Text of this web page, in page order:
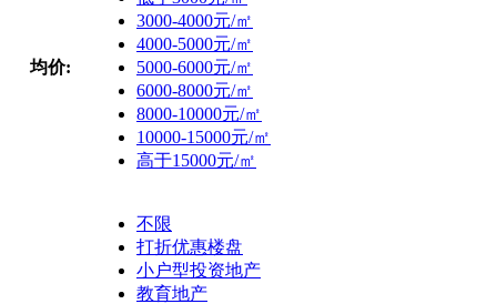
均价:
3000-4000元/㎡
4000-5000元/㎡
5000-6000元/㎡
6000-8000元/㎡
8000-10000元/㎡
10000-15000元/㎡
高于15000元/㎡
不限
打折优惠楼盘
小户型投资地产
教育地产